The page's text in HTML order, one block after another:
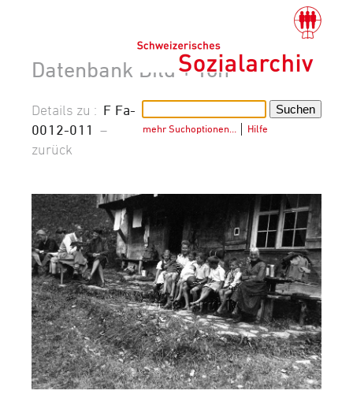
Datenbank Bild + Ton
mehr Suchoptionen… Hilfe
Details zu : F Fa-
0012-011 –
zurück